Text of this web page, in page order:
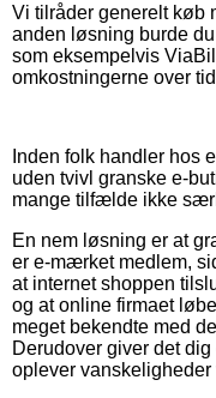
Vi tilråder generelt køb
anden løsning burde
som eksempelvis
omkostningerne over
Inden folk handler hos
uden tvivl granske e-
mange tilfælde ikke
En nem løsning er at
er e-mærket medlem,
at internet shoppen
og at online firmaet
meget bekendte med
Derudover giver det
oplever vanskeligheder